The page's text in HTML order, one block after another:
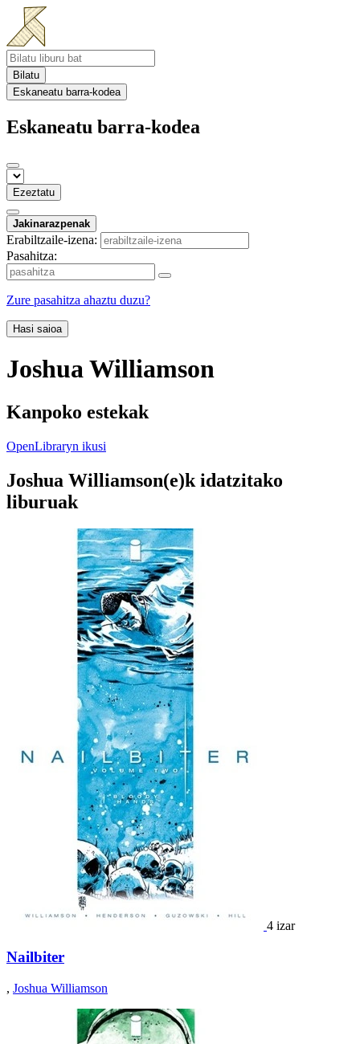
Bilatu
Eskaneatu barra-kodea
Eskaneatu barra-kodea
Ezeztatu
Jakinarazpenak
Erabiltzaile-izena:
Pasahitza:
Zure pasahitza ahaztu duzu?
Hasi saioa
Joshua Williamson
Kanpoko estekak
OpenLibraryn ikusi
Joshua Williamson(e)k idatzitako
liburuak
4 izar
Nailbiter
, Joshua Williamson